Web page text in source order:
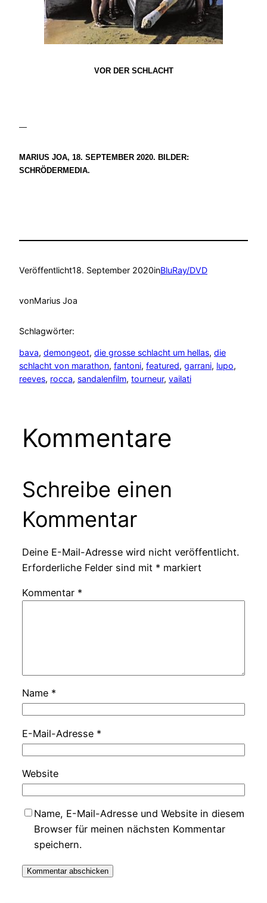
VOR DER SCHLACHT
—
MARIUS JOA, 18. SEPTEMBER 2020. BILDER:
SCHRÖDERMEDIA.
Veröffentlicht18. September 2020inBluRay/DVD
vonMarius Joa
Schlagwörter:
bava, demongeot, die grosse schlacht um hellas, die
schlacht von marathon, fantoni, featured, garrani, lupo
reeves, rocca, sandalenfilm, tourneur, vailati
Kommentare
Schreibe einen
Kommentar
Deine E-Mail-Adresse wird nicht veröffentlicht.
Erforderliche Felder sind mit * markiert
Kommentar *
Name *
E-Mail-Adresse *
Website
Name, E-Mail-Adresse und Website in diesem
Browser für meinen nächsten Kommentar
speichern.